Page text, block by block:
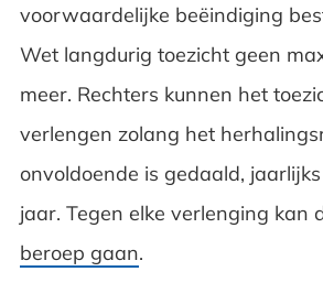
voorwaardelijke beëindiging
Wet langdurig toezicht geen
meer. Rechters kunnen het
verlengen zolang het
onvoldoende is gedaald,
jaar. Tegen elke verlenging kan
beroep gaan.